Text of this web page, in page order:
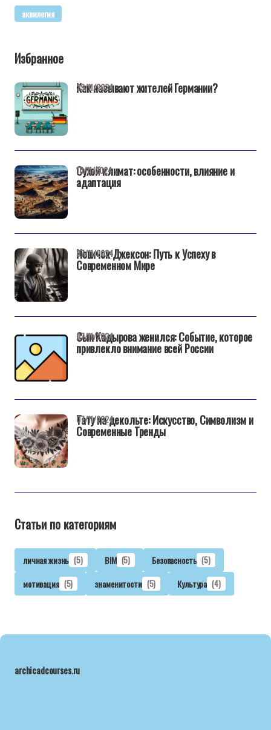
аквилегия
Избранное
Как называют жителей Германии?
29/11/2024
Сухой климат: особенности, влияние и
адаптация
10/11/2024
Новичок Джексон: Путь к Успеху в
Современном Мире
07/11/2024
Сын Кадырова женился: Событие, которое
привлекло внимание всей России
07/11/2024
Тату на декольте: Искусство, Символизм и
Современные Тренды
07/11/2024
Статьи по категориям
личная жизнь (5) BIM (5) Безопасность (5)
мотивация (5) знаменитости (5) Культура (4)
archicadcourses.ru